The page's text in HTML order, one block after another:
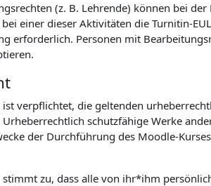
(z. B. Lehrende) können bei
einer dieser Aktivitäten die Turnitin-
erforderlich. Personen mit
verpflichtet, die geltenden
schutzfähige Werke
der Durchführung des Moodle-
zu, dass alle von ihr*ihm